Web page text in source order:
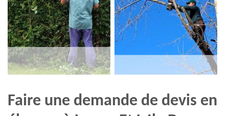
Faire une demande de devis en